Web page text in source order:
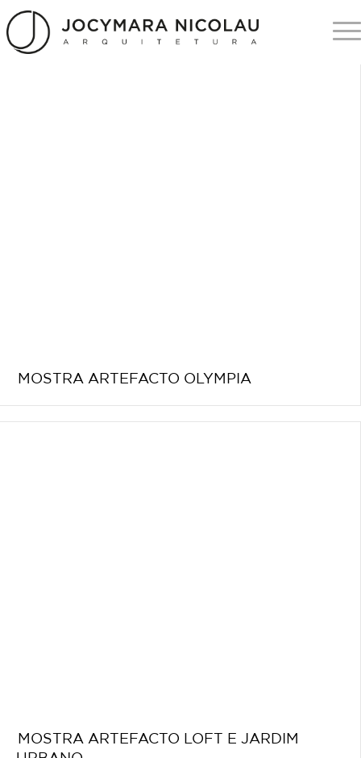
MOSTRA ARTEFACTO OLYMPIA
MOSTRA ARTEFACTO LOFT E JARDIM